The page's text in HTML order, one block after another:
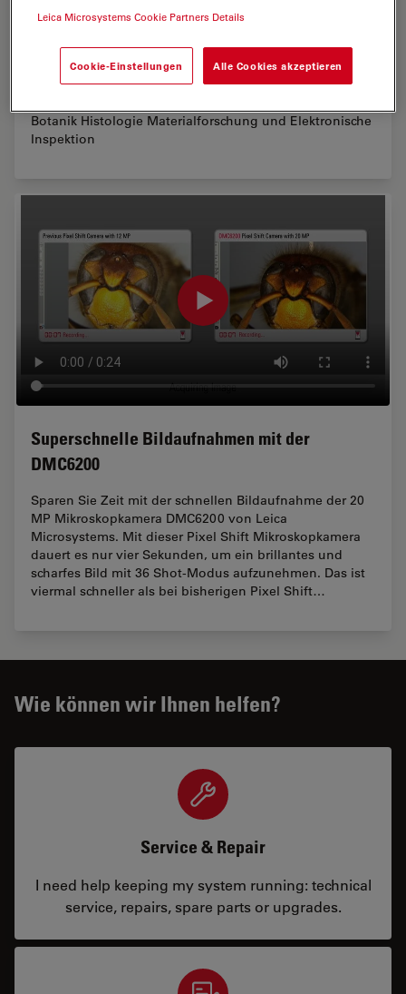
Anwendungsbeispiele
Botanik Histologie Materialforschung und Elektronische
Inspektion
Superschnelle Bildaufnahmen mit der
DMC6200
Sparen Sie Zeit mit der schnellen Bildaufnahme der 20
MP Mikroskopkamera DMC6200 von Leica
Microsystems. Mit dieser Pixel Shift Mikroskopkamera
dauert es nur vier Sekunden, um ein brillantes und
scharfes Bild mit 36 Shot-Modus aufzunehmen. Das ist
viermal schneller als bei bisherigen Pixel Shift…
Wie können wir Ihnen helfen?
Service & Repair
I need help keeping my system running: technical
service, repairs, spare parts or upgrades.
Leica Microsystems Cookie Partners Details
Cookie-Einstellungen Alle Cookies akzeptieren